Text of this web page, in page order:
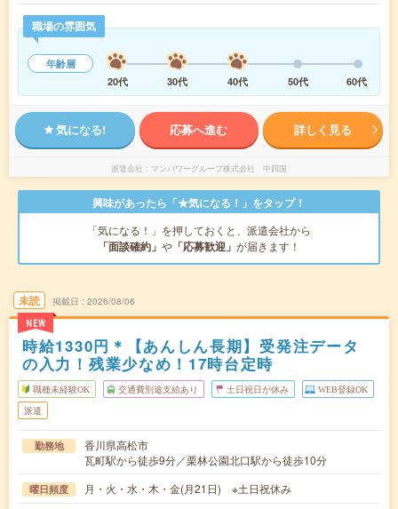
職場の雰囲気
年齢層
20代
30代 40代 50代 60代
気になる! 応募へ進む 詳しく見る
派遣会社 マンパワーグループ株式会社 中四国
興味があったら「★気になる！」をタップ！
「気になる！」を押しておくと、派遣会社から
「面談確約」 や 「応募歓迎」 が届きます！
未読
NEW
掲載日 2026/08/06
時給1330円＊【あんしん長期】受発注データ
の入力！残業少なめ！17時台定時
職種未経験OK 交通費別途支給あり 土日祝日が休み WEB登録OK
派遣
勤務地
香川県高松市
瓦町駅から徒歩9分／栗林公園北口駅から徒歩10分
曜日頻度 月・火・水・木・金(月21日) ※土日祝休み